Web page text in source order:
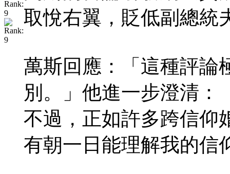
取悅右翼，貶低副總統
萬斯回應：「這種評論
別。」他進一步澄清：
不過，正如許多跨信仰
有朝一日能理解我的信